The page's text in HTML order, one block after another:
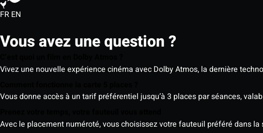
FR EN
Vous avez une question ?
Vivez une nouvelle expérience cinéma avec Dolby Atmos, la dernière
Vous donne accès à un tarif préférentiel jusqu’à 3 places par séances,
Avec le placement numéroté, vous choisissez votre fauteuil préféré dans